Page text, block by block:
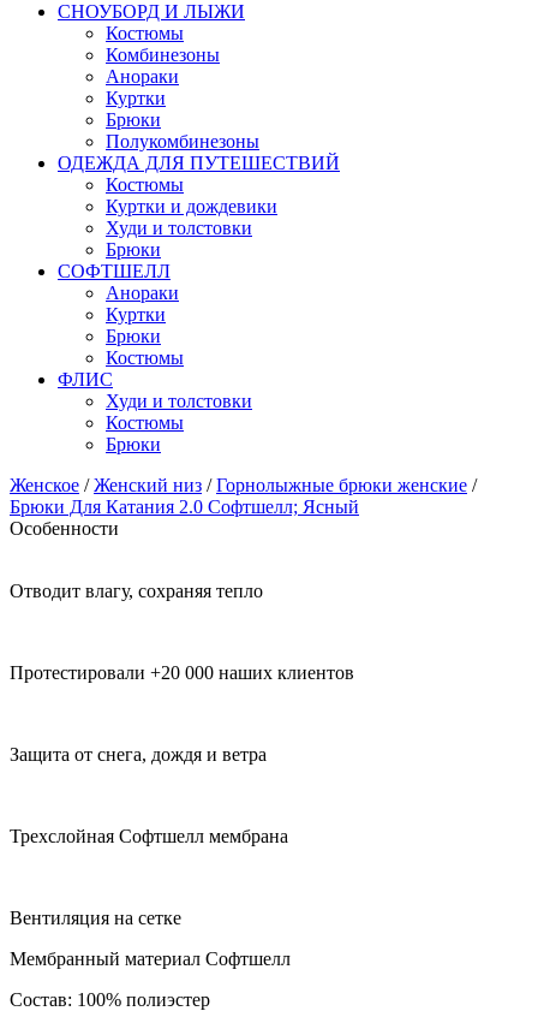
СНОУБОРД И ЛЫЖИ
Костюмы
Комбинезоны
Анораки
Куртки
Брюки
Полукомбинезоны
ОДЕЖДА ДЛЯ ПУТЕШЕСТВИЙ
Костюмы
Куртки и дождевики
Худи и толстовки
Брюки
СОФТШЕЛЛ
Анораки
Куртки
Брюки
Костюмы
ФЛИС
Худи и толстовки
Костюмы
Брюки
Женское / Женский низ / Горнолыжные брюки женские /
Брюки Для Катания 2.0 Софтшелл; Ясный
Особенности
Отводит влагу, сохраняя тепло
Протестировали +20 000 наших клиентов
Защита от снега, дождя и ветра
Трехслойная Софтшелл мембрана
Вентиляция на сетке
Мембранный материал Софтшелл
Состав: 100% полиэстер